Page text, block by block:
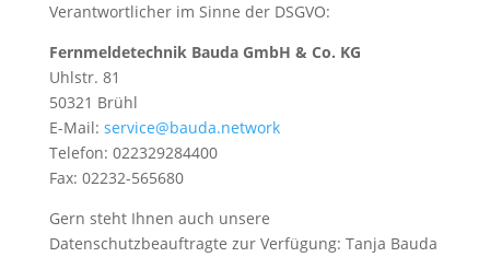
Verantwortlicher im Sinne der DSGVO:
Fernmeldetechnik Bauda GmbH & Co. KG
Uhlstr. 81
50321 Brühl
E-Mail: service@bauda.network
Telefon: 022329284400
Fax: 02232-565680
Gern steht Ihnen auch unsere
Datenschutzbeauftragte zur Verfügung: Tanja Bauda